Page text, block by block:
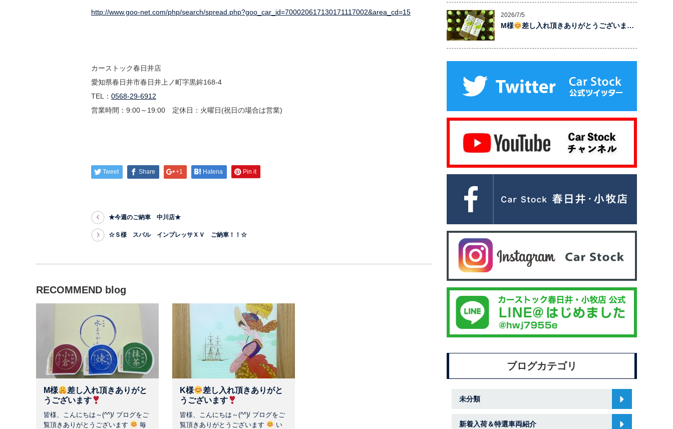
http://www.goo-net.com/php/search/spread.php?goo_car_id=700020617130171117002&area_cd=15
カーストック春日井店
愛知県春日井市春日井上ノ町字黒鉾168-4
TEL： 0568-29-6912
営業時間：9:00～19:00 定休日：火曜日(祝日の場合は営業)
Tweet Share +1 Hatena Pin it
★今週のご納車 中川店★
☆Ｓ様 スバル インプレッサＸＶ ご納車！！☆
RECOMMEND blog
M様
差し入れ頂きありがと
うございます
皆様、こんにちは～(^^)/ プログをご
覧頂きありがとうございます
毎
K様
差し入れ頂きありがと
うございます
皆様、こんにちは～(^^)/ プログをご
覧頂きありがとうございます
い
2026/7/5
M様 差し入れ頂きありがとうございま…
ブログカテゴリ
未分類
新着入荷＆特選車両紹介